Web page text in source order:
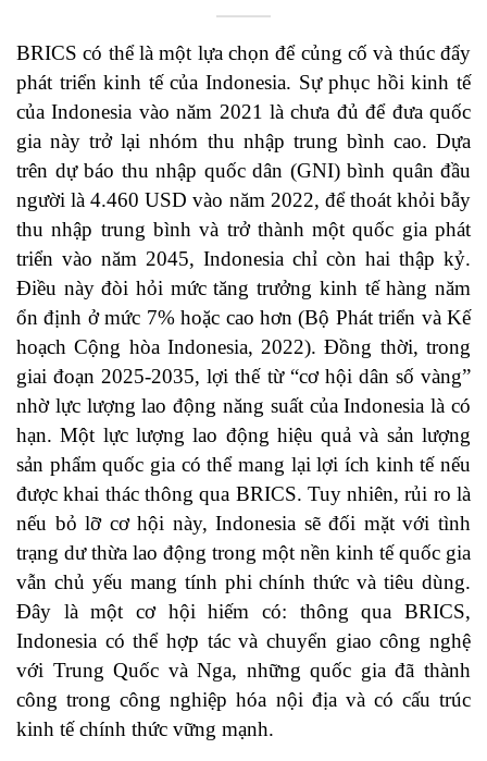
BRICS có thể là một lựa chọn để củng cố và thúc đẩy
phát triển kinh tế của Indonesia. Sự phục hồi kinh tế
của Indonesia vào năm 2021 là chưa đủ để đưa quốc
gia này trở lại nhóm thu nhập trung bình cao. Dựa
trên dự báo thu nhập quốc dân (GNI) bình quân đầu
người là 4.460 USD vào năm 2022, để thoát khỏi bẫy
thu nhập trung bình và trở thành một quốc gia phát
triển vào năm 2045, Indonesia chỉ còn hai thập kỷ.
Điều này đòi hỏi mức tăng trưởng kinh tế hàng năm
ổn định ở mức 7% hoặc cao hơn (Bộ Phát triển và Kế
hoạch Cộng hòa Indonesia, 2022). Đồng thời, trong
giai đoạn 2025-2035, lợi thế từ “cơ hội dân số vàng”
nhờ lực lượng lao động năng suất của Indonesia là có
hạn. Một lực lượng lao động hiệu quả và sản lượng
sản phẩm quốc gia có thể mang lại lợi ích kinh tế nếu
được khai thác thông qua BRICS. Tuy nhiên, rủi ro là
nếu bỏ lỡ cơ hội này, Indonesia sẽ đối mặt với tình
trạng dư thừa lao động trong một nền kinh tế quốc gia
vẫn chủ yếu mang tính phi chính thức và tiêu dùng.
Đây là một cơ hội hiếm có: thông qua BRICS,
Indonesia có thể hợp tác và chuyển giao công nghệ
với Trung Quốc và Nga, những quốc gia đã thành
công trong công nghiệp hóa nội địa và có cấu trúc
kinh tế chính thức vững mạnh.